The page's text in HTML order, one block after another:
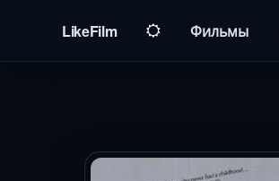
LikeFilm Фильмы